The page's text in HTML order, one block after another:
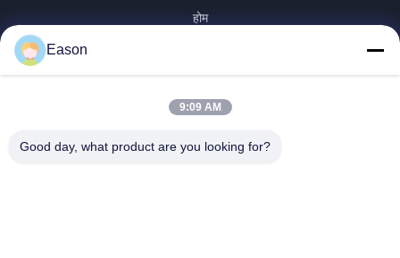
होम
फैक्टरी यात्रा
Eason
9:09 AM
Good day, what product are you looking for?